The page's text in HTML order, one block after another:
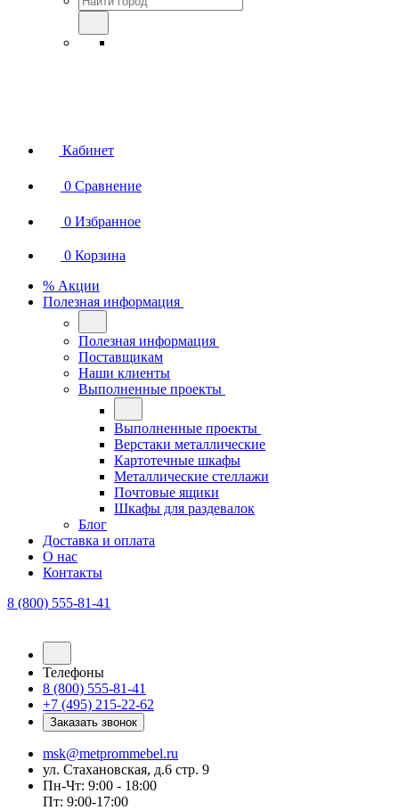
Кабинет
0 Сравнение
0 Избранное
0 Корзина
% Акции
Полезная информация
Полезная информация
Поставщикам
Наши клиенты
Выполненные проекты
Выполненные проекты
Верстаки металлические
Картотечные шкафы
Металлические стеллажи
Почтовые ящики
Шкафы для раздевалок
Блог
Доставка и оплата
О нас
Контакты
8 (800) 555-81-41
Телефоны
8 (800) 555-81-41
+7 (495) 215-22-62
Заказать звонок
msk@metprommebel.ru
ул. Стахановская, д.6 стр. 9
Пн-Чт: 9:00 - 18:00
Пт: 9:00-17:00